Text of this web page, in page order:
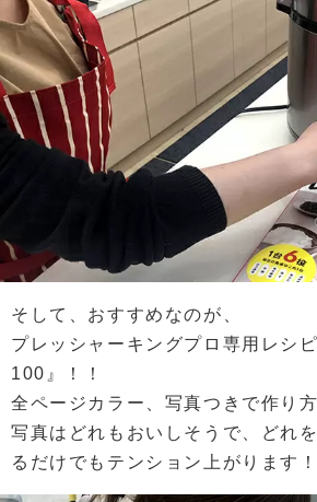
そして、おすすめなのが、
プレッシャーキングプロ専用レシ
100』！！
全ページカラー、写真つきで作り
写真はどれもおいしそうで、どれ
るだけでもテンション上がります！